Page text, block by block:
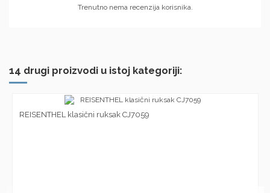
Trenutno nema recenzija korisnika.
14 drugi proizvodi u istoj kategoriji:
REISENTHEL klasični ruksak CJ7059